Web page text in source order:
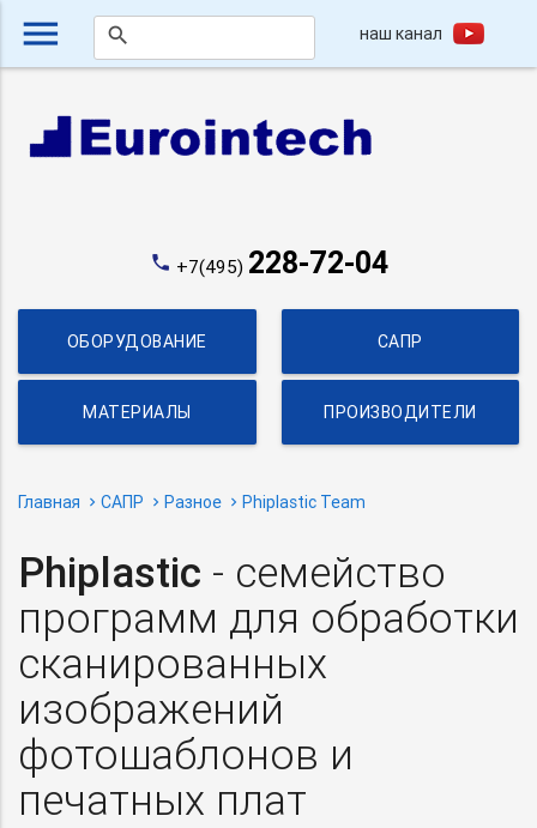
menu search наш канал
phone +7(495) 228-72-04
ОБОРУДОВАНИЕ САПР
МАТЕРИАЛЫ ПРОИЗВОДИТЕЛИ
Главная САПР Разное Phiplastic Team
Phiplastic - семейство
программ для обработки
сканированных
изображений
фотошаблонов и
печатных плат